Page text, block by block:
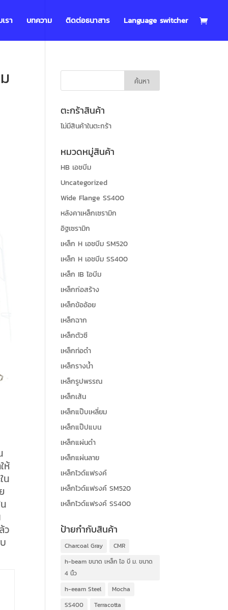
รา บทความ ติดต่อธนาสาร Language switcher
ห้
น
ว
ตะกร้าสินค้า
ไม่มีสินค้าในตะกร้า
หมวดหมู่สินค้า
HB เอชบีม
Uncategorized
Wide Flange SS400
หลังคาเหล็กเซรามิก
อิฐเซรามิก
เหล็ก H เอชบีม SM520
เหล็ก H เอชบีม SS400
เหล็ก IB ไอบีม
เหล็กก่อสร้าง
เหล็กข้ออ้อย
เหล็กฉาก
เหล็กตัวซี
เหล็กท่อดำ
เหล็กรางน้ำ
เหล็กรูปพรรณ
เหล็กเส้น
เหล็กแป๊บเหลี่ยม
เหล็กแป๊ปแบน
เหล็กแผ่นดำ
เหล็กแผ่นลาย
เหล็กไวด์แฟรงค์
เหล็กไวด์แฟรงค์ SM520
เหล็กไวด์แฟรงค์ SS400
ป้ายกำกับสินค้า
Charcoal Gray
CMR
h-beam ขนาด เหล็ก ไอ บี ม. ขนาด
4 นิ้ว
h-eeam Steel
Mocha
SS400
Terracotta